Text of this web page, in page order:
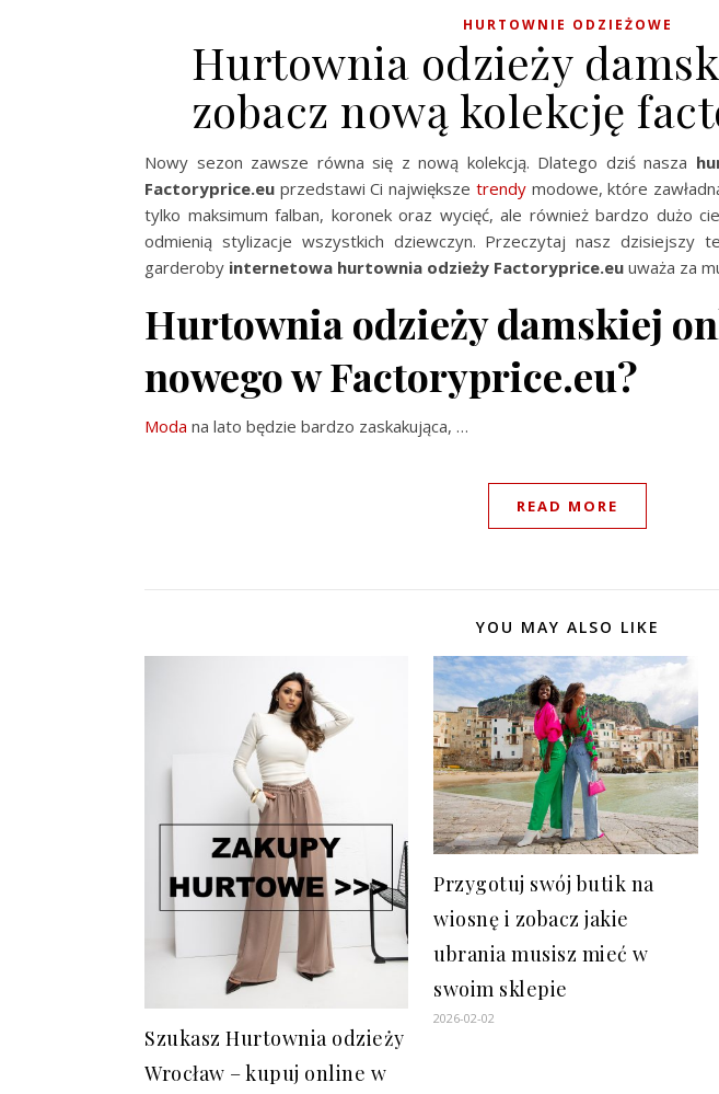
HURTOWNIE ODZIEŻOWE
Hurtownia odzieży
zobacz nową kolekcję
Nowy sezon zawsze równa się z nową kolekcją. Dlatego dziś nasza
Factoryprice.eu przedstawi Ci największe trendymodowe, które
tylko maksimum falban, koronek oraz wycięć, ale również bardzo dużo
odmienią stylizacje wszystkich dziewczyn. Przeczytaj nasz dzisiejszy
garderoby internetowa hurtownia odzieży Factoryprice.eu uważa za
Hurtownia odzieży damskiej
nowego w Factoryprice.eu?
Moda na lato będzie bardzo zaskakująca, …
READ MORE
YOU MAY ALSO LIKE
Szukasz Hurtownia odzieży
Wrocław – kupuj online w
Przygotuj swój butik na
wiosnę i zobacz jakie
ubrania musisz mieć w
swoim sklepie
2026-02-02